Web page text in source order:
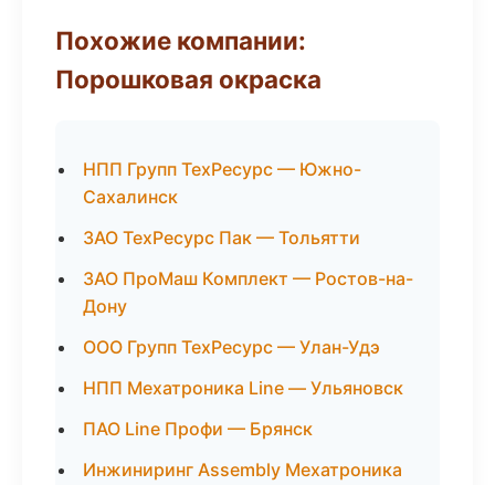
Похожие компании:
Порошковая окраска
НПП Групп ТехРесурс — Южно-
Сахалинск
ЗАО ТехРесурс Пак — Тольятти
ЗАО ПроМаш Комплект — Ростов-на-
Дону
ООО Групп ТехРесурс — Улан-Удэ
НПП Мехатроника Line — Ульяновск
ПАО Line Профи — Брянск
Инжиниринг Assembly Мехатроника